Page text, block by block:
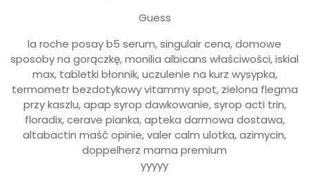
Guess
la roche posay b5 serum, singulair cena, domowe
sposoby na gorączkę, monilia albicans właściwości, iskial
max, tabletki błonnik, uczulenie na kurz wysypka,
termometr bezdotykowy vitammy spot, zielona flegma
przy kaszlu, apap syrop dawkowanie, syrop acti trin,
floradix, cerave pianka, apteka darmowa dostawa,
altabactin maść opinie, valer calm ulotka, azimycin,
doppelherz mama premium
yyyyy